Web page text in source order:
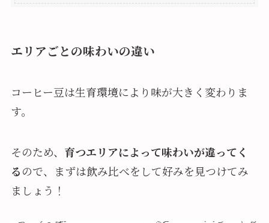
エリアごとの味わいの違い
コーヒー豆は生育環境により味が大きく変わりま
す。
そのため、 育つエリアによって味わいが違ってく
るので、まずは飲み比べをして好みを見つけてみ
ましょう！